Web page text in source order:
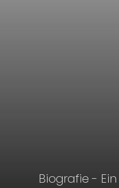
Biografie - Ein